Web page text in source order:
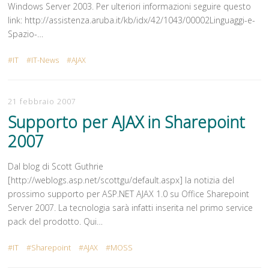
Windows Server 2003. Per ulteriori informazioni seguire questo
link: http://assistenza.aruba.it/kb/idx/42/1043/00002Linguaggi-e-
Spazio-…
IT IT-News AJAX
21 febbraio 2007
Supporto per AJAX in Sharepoint
2007
Dal blog di Scott Guthrie
[http://weblogs.asp.net/scottgu/default.aspx] la notizia del
prossimo supporto per ASP.NET AJAX 1.0 su Office Sharepoint
Server 2007. La tecnologia sarà infatti inserita nel primo service
pack del prodotto. Qui…
IT Sharepoint AJAX MOSS